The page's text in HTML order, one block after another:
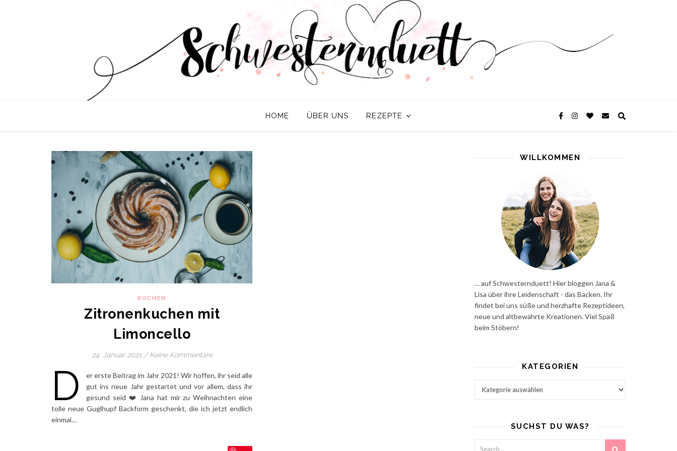
HOME ÜBER UNS REZEPTE
KUCHEN
Zitronenkuchen mit
Limoncello
24. Januar 2021 / Keine Kommentare
D
er erste Beitrag im Jahr 2021! Wir hoffen, ihr seid alle
gut ins neue Jahr gestartet und vor allem, dass ihr
gesund seid ❤️ Jana hat mir zu Weihnachten eine
tolle neue Guglhupf Backform geschenkt, die ich jetzt endlich
einmal…
WILLKOMMEN
… auf Schwesternduett! Hier bloggen Jana &
Lisa über ihre Leidenschaft - das Backen. Ihr
findet bei uns süße und herzhafte Rezeptideen,
neue und altbewährte Kreationen. Viel Spaß
beim Stöbern!
KATEGORIEN
SUCHST DU WAS?